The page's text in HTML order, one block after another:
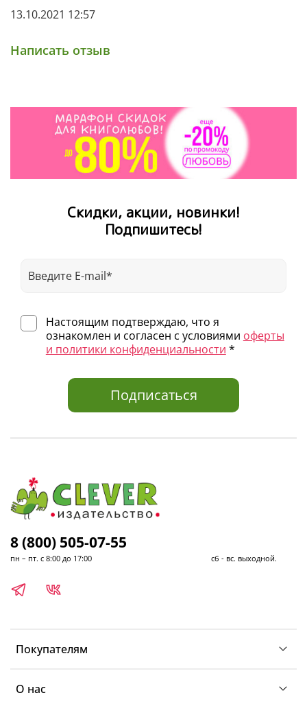
13.10.2021 12:57
Написать отзыв
Скидки, акции, новинки!
Подпишитесь!
Настоящим подтверждаю, что я
ознакомлен и согласен с условиями оферты
и политики конфиденциальности *
Подписаться
Покупателям
О нас
8 (800) 505-07-55
пн – пт. с 8:00 до 17:00 сб - вс. выходной.